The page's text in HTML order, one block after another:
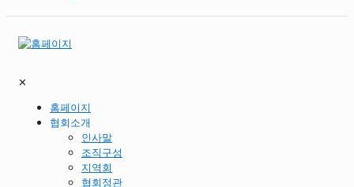
✕
홈페이지
협회소개
인사말
조직구성
지역회
협회정관